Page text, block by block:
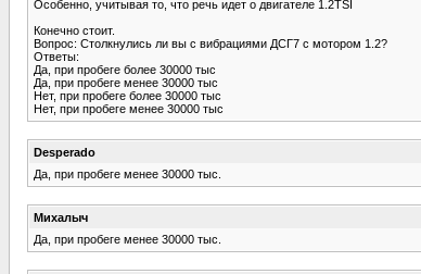
Особенно, учитывая то, что речь идет о двигателе 1.2TSI
Конечно стоит.
Вопрос: Столкнулись ли вы с вибрациями ДСГ7 с мотором 1.2?
Ответы:
Да, при пробеге более 30000 тыс
Да, при пробеге менее 30000 тыс
Нет, при пробеге более 30000 тыс
Нет, при пробеге менее 30000 тыс
Desperado
Да, при пробеге менее 30000 тыс.
Михалыч
Да, при пробеге менее 30000 тыс.